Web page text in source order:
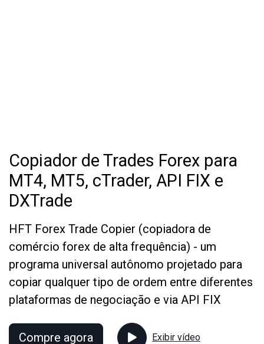
Copiador de Trades Forex para
MT4, MT5, cTrader, API FIX e
DXTrade
HFT Forex Trade Copier (copiadora de
comércio forex de alta frequência) - um
programa universal autônomo projetado para
copiar qualquer tipo de ordem entre diferentes
plataformas de negociação e via API FIX
Compre agora Exibir vídeo